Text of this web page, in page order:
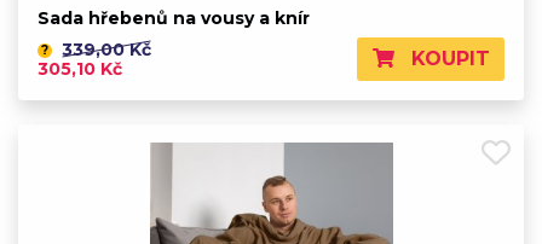
Sada hřebenů na vousy a knír
?
339,00 Kč
305,10 Kč
KOUPIT